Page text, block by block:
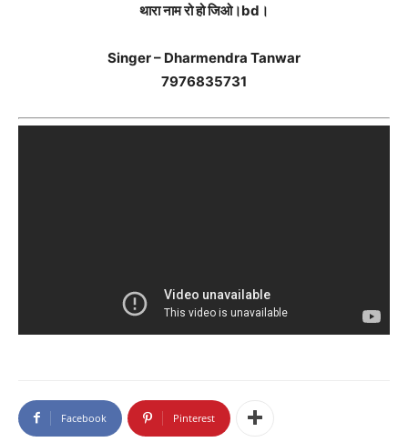
थारा नाम रो हो जिओ।bd।
Singer – Dharmendra Tanwar
7976835731
Facebook Pinterest